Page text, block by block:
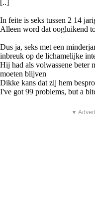
[..]
In feite is seks tussen 2 14
Alleen word dat oogluikend
Dus ja, seks met een
inbreuk op de lichamelijke
Hij had als volwassene beter
moeten blijven
Dikke kans dat zij hem
I've got 99 problems, but a
▼